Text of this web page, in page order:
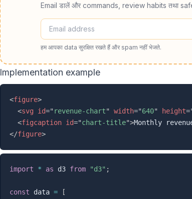
Email डालें और commands, review habits तथा
हम आपका data सुरक्षित रखते हैं और spam नहीं भेजते.
Implementation example
<figure>
<svg id=" revenue-chart" width="640" height=
<figcaption id="chart-title">Monthly
</figure>
import * as d3 from "d3" ;
const data =
[